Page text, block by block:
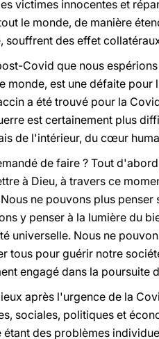
victimes innocentes et
le monde, de manière
souffrent des effet
Covid que nous
monde, est une défaite pour
a été trouvé pour la
est certainement plus
de l'intérieur, du cœur
de faire ? Tout
à Dieu, à travers ce
ne pouvons plus
y penser à la lumière du
universelle. Nous ne
tous pour guérir notre
engagé dans la poursuite
après l'urgence de la
sociales, politiques et
des problèmes